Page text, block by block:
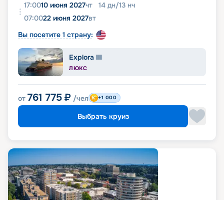
17:0010 июня 2027чт 14 дн/13 нч
07:0022 июня 2027вт
Вы посетите 1 страну:
Explora III
ЛЮКС
от 761 775 ₽ /чел +1 000
Выбрать круиз